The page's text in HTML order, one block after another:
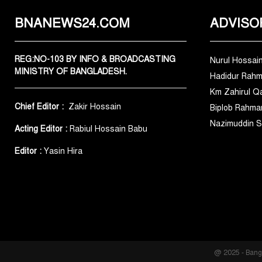
BNANEWS24.COM
REG:NO-103 BY INFO & BROADCASTING
MINISTRY OF BANGLADESH.
Chief Editor : Zakir Hossain
Acting Editor : Rabiul Hossain Babu
Editor : Yasin Hira
Nurul
Hadidur
Km Zahirul
Biplob
Nazimuddin
@ 2025 -